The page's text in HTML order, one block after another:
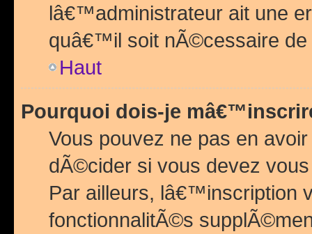
lâ€™administrateur ait une
quâ€™il soit nÃ©cessaire de
Haut
Pourquoi dois-je
Vous pouvez ne pas en
dÃ©cider si vous devez
Par ailleurs, lâ€™inscription
fonctionnalitÃ©s